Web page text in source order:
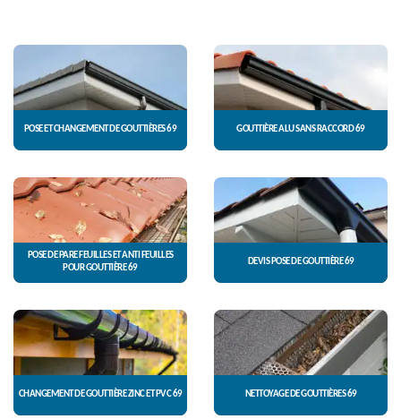
POSE ET CHANGEMENT DE GOUTTIÈRES 69 GOUTTIÈRE ALU SANS RACCORD 69
POSE DE PARE FEUILLES ET ANTI FEUILLES
POUR GOUTTIÈRE 69
DEVIS POSE DE GOUTTIÈRE 69
CHANGEMENT DE GOUTTIÈRE ZINC ET PVC 69 NETTOYAGE DE GOUTTIÈRES 69